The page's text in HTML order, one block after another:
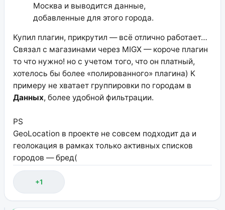
Москва и выводится данные,
добавленные для этого города.
Купил плагин, прикрутил — всё отлично работает…
Связал с магазинами через MIGX — короче плагин
то что нужно! но с учетом того, что он платный,
хотелось бы более «полированного» плагина) К
примеру не хватает группировки по городам в
Данных, более удобной фильтрации.
PS
GeoLocation в проекте не совсем подходит да и
геолокация в рамках только активных списков
городов — бред(
+1